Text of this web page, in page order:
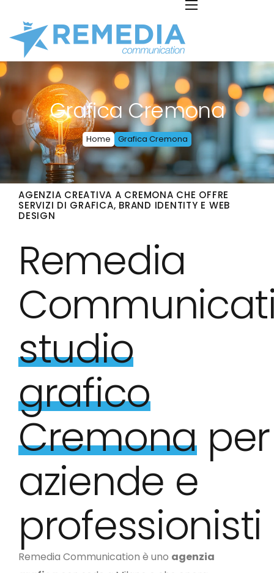
Grafica Cremona
Home Grafica Cremona
AGENZIA CREATIVA A CREMONA CHE OFFRE
SERVIZI DI GRAFICA, BRAND IDENTITY E WEB
DESIGN
Remedia
studio
grafico
Cremona per
aziende e
professionisti
Remedia Communication è uno agenzia